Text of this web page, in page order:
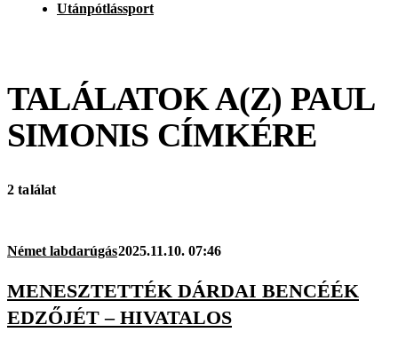
Utánpótlássport
TALÁLATOK A(Z) PAUL
SIMONIS CÍMKÉRE
2 találat
Német labdarúgás2025.11.10. 07:46
MENESZTETTÉK DÁRDAI BENCÉÉK
EDZŐJÉT – HIVATALOS